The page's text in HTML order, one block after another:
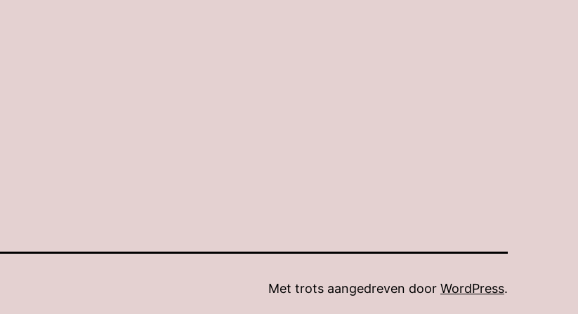
Met trots aangedreven door WordPress.